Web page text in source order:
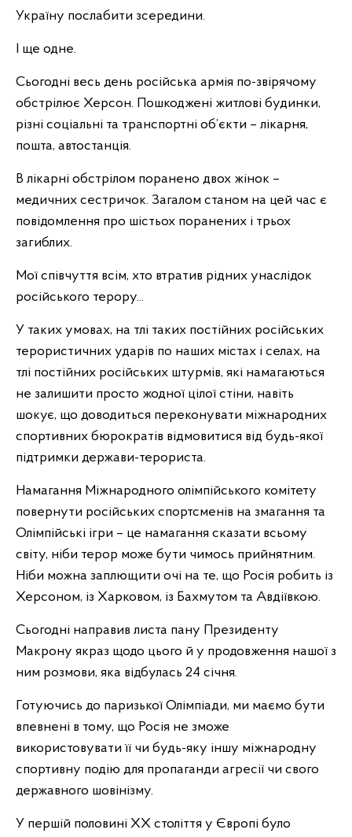
Україну послабити зсередини.
І ще одне.
Сьогодні весь день російська армія по-звірячому
обстрілює Херсон. Пошкоджені житлові будинки,
різні соціальні та транспортні об’єкти – лікарня,
пошта, автостанція.
В лікарні обстрілом поранено двох жінок –
медичних сестричок. Загалом станом на цей час є
повідомлення про шістьох поранених і трьох
загиблих.
Мої співчуття всім, хто втратив рідних унаслідок
російського терору...
У таких умовах, на тлі таких постійних російських
терористичних ударів по наших містах і селах, на
тлі постійних російських штурмів, які намагаються
не залишити просто жодної цілої стіни, навіть
шокує, що доводиться переконувати міжнародних
спортивних бюрократів відмовитися від будь-якої
підтримки держави-терориста.
Намагання Міжнародного олімпійського комітету
повернути російських спортсменів на змагання та
Олімпійські ігри – це намагання сказати всьому
світу, ніби терор може бути чимось прийнятним.
Ніби можна заплющити очі на те, що Росія робить із
Херсоном, із Харковом, із Бахмутом та Авдіївкою.
Сьогодні направив листа пану Президенту
Макрону якраз щодо цього й у продовження нашої з
ним розмови, яка відбулась 24 січня.
Готуючись до паризької Олімпіади, ми маємо бути
впевнені в тому, що Росія не зможе
використовувати її чи будь-яку іншу міжнародну
спортивну подію для пропаганди агресії чи свого
державного шовінізму.
У першій половині XX століття у Європі було